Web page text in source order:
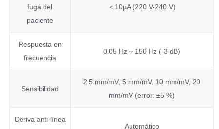
fuga del
paciente
＜10µA (220 V-240 V)
Respuesta en
frecuencia
0.05 Hz ~ 150 Hz (-3 dB)
Sensibilidad
2.5 mm/mV, 5 mm/mV, 10 mm/mV, 20
mm/mV (error: ±5 %)
Deriva anti-línea
Automático